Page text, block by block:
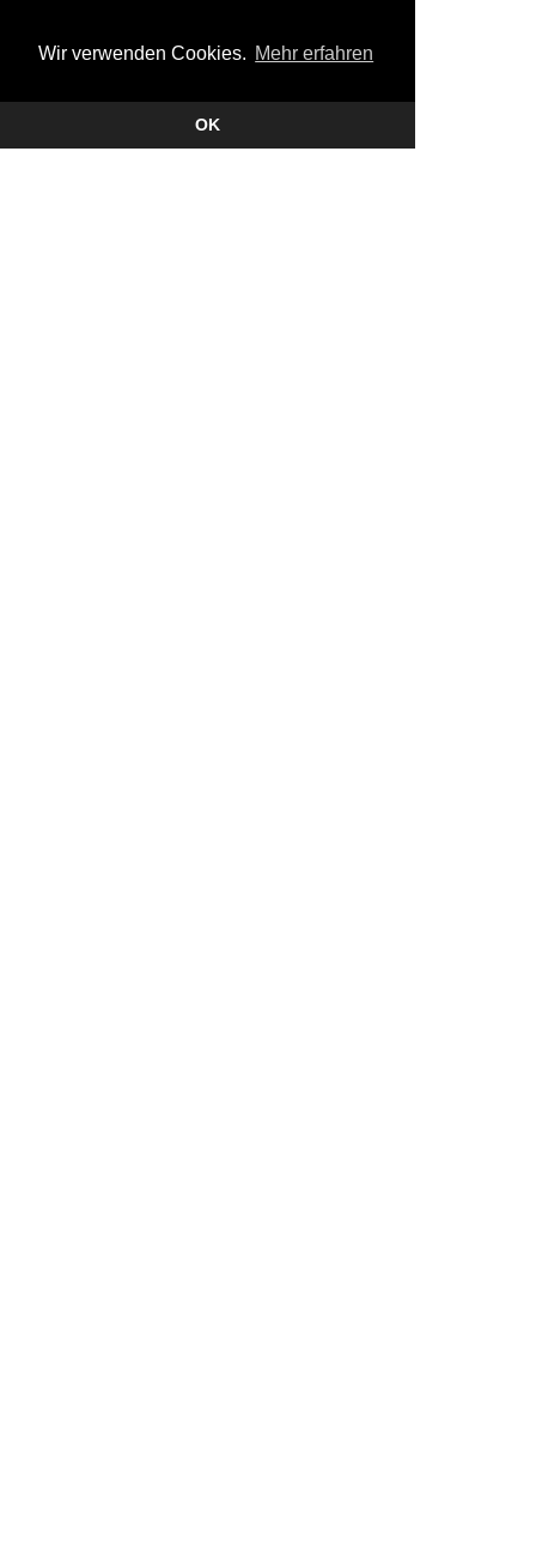
Wir verwenden Cookies. Mehr erfahren
OK